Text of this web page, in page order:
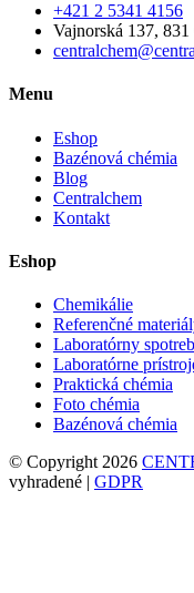
+421 2 5341 4156
Vajnorská 137,
Menu
Eshop
Bazénová chémia
Blog
Centralchem
Kontakt
Eshop
Chemikálie
Referenčné
Laboratórny
Laboratórne
Praktická chémia
Foto chémia
Bazénová chémia
© Copyright 2026
vyhradené | GDPR